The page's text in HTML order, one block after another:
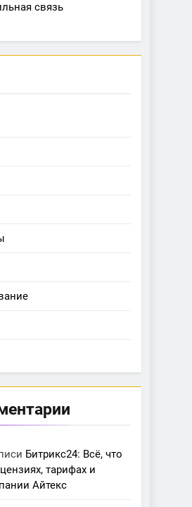
связь
Битрикс24: Всё, что
тарифах и
Айтекс